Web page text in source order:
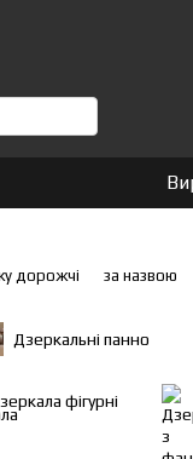
дорожчі за назвою
Дзеркальні панно
фігурні